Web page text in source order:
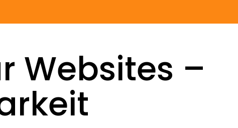
Websites –